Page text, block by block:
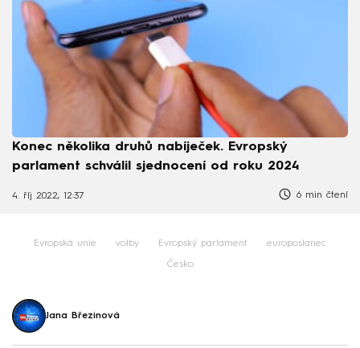
Konec několika druhů nabíječek. Evropský
parlament schválil sjednocení od roku 2024
4. říj 2022, 12:37 6 min čtení
Evropská unie volby Evropský parlament europoslanec
Česko
Jana Březinová